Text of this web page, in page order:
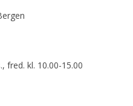
fred. kl. 10.00-15.00